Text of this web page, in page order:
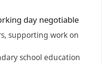
具有 2 年或以上營運
具英語及國語溝通能力
day negotiable
supporting work on
school education